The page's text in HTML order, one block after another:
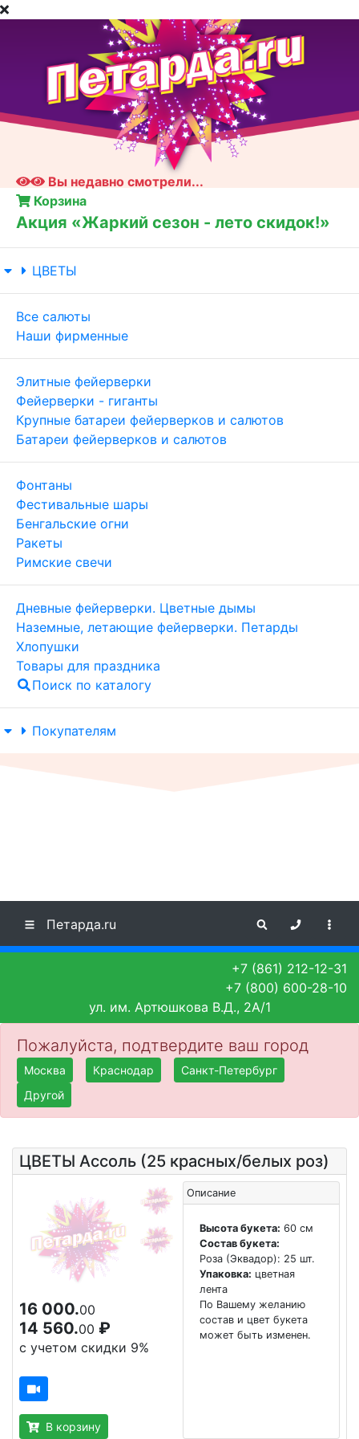
Вы недавно смотрели...
Корзина
Акция «Жаркий сезон - лето скидок!»
ЦВЕТЫ
Все салюты
Наши фирменные
Элитные фейерверки
Фейерверки - гиганты
Крупные батареи фейерверков и салютов
Батареи фейерверков и салютов
Фонтаны
Фестивальные шары
Бенгальские огни
Ракеты
Римские свечи
Дневные фейерверки. Цветные дымы
Наземные, летающие фейерверки. Петарды
Хлопушки
Товары для праздника
Поиск по каталогу
Покупателям
Петарда.ru
+7 (861) 212-12-31
+7 (800) 600-28-10
ул. им. Артюшкова В.Д., 2А/1
Пожалуйста, подтвердите ваш город
Москва Краснодар
Санкт-Петербург
Другой
ЦВЕТЫ Ассоль (25 красных/белых роз)
16 000.00
14 560.00 ₽
с учетом скидки 9%
В корзину
Описание
Высота букета: 60 см
Состав букета:
Роза (Эквадор): 25 шт.
Упаковка: цветная
лента
По Вашему желанию
состав и цвет букета
может быть изменен.